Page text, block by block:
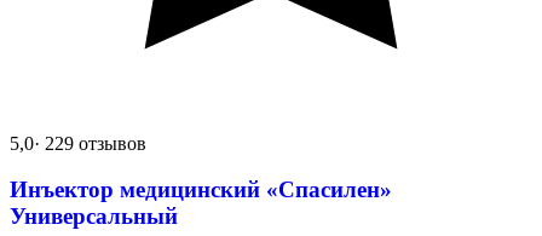
5,0· 229 отзывов
Инъектор медицинский «Спасилен»
Универсальный